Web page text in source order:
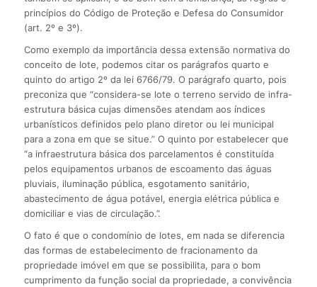
princípios do Código de Proteção e Defesa do Consumidor
(art. 2º e 3º).
Como exemplo da importância dessa extensão normativa do
conceito de lote, podemos citar os parágrafos quarto e
quinto do artigo 2º da lei 6766/79. O parágrafo quarto, pois
preconiza que “considera-se lote o terreno servido de infra-
estrutura básica cujas dimensões atendam aos índices
urbanísticos definidos pelo plano diretor ou lei municipal
para a zona em que se situe.” O quinto por estabelecer que
“a infraestrutura básica dos parcelamentos é constituída
pelos equipamentos urbanos de escoamento das águas
pluviais, iluminação pública, esgotamento sanitário,
abastecimento de água potável, energia elétrica pública e
domiciliar e vias de circulação.”.
O fato é que o condomínio de lotes, em nada se diferencia
das formas de estabelecimento de fracionamento da
propriedade imóvel em que se possibilita, para o bom
cumprimento da função social da propriedade, a convivência